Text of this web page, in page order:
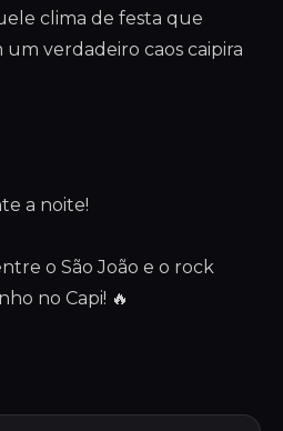
clima de festa que
verdadeiro caos caipira
a noite!
o São João e o rock
no Capi! 🔥